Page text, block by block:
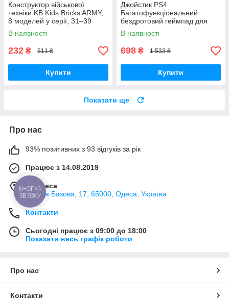
Конструктор військової
техніки KB Kids Bricks ARMY,
8 моделей у серії, 31–39
деталей, 6+
В наявності
232 ₴ 511 ₴
Купити
Джойстик PS4
Багатофункціональний
бездротовий геймпад для
Bluetooth-консолі з подвійною
вібрацією DualShock 4 V3.5
PlayStation 4,
В наявності
698 ₴ 1 533 ₴
Купити
Показати ще
Про нас
93% позитивних з 93 відгуків за рік
Працює з 14.08.2019
м. Одеса
вулиця Базова, 17, 65000, Одеса, Україна
Контакти
Сьогодні працює з 09:00 до 18:00
Показати весь графік роботи
Про нас
Контакти
КНОПКА
ЗВ'ЯЗКУ